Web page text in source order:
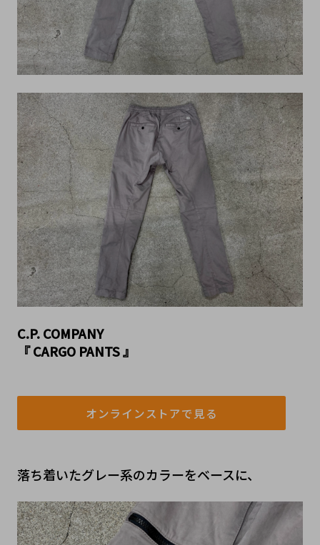
C.P. COMPANY
『 CARGO PANTS 』
オンラインストアで見る
落ち着いたグレー系のカラーをベースに、